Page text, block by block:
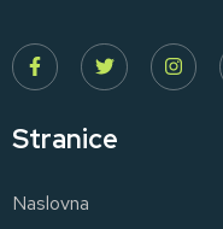
Stranice
Naslovna